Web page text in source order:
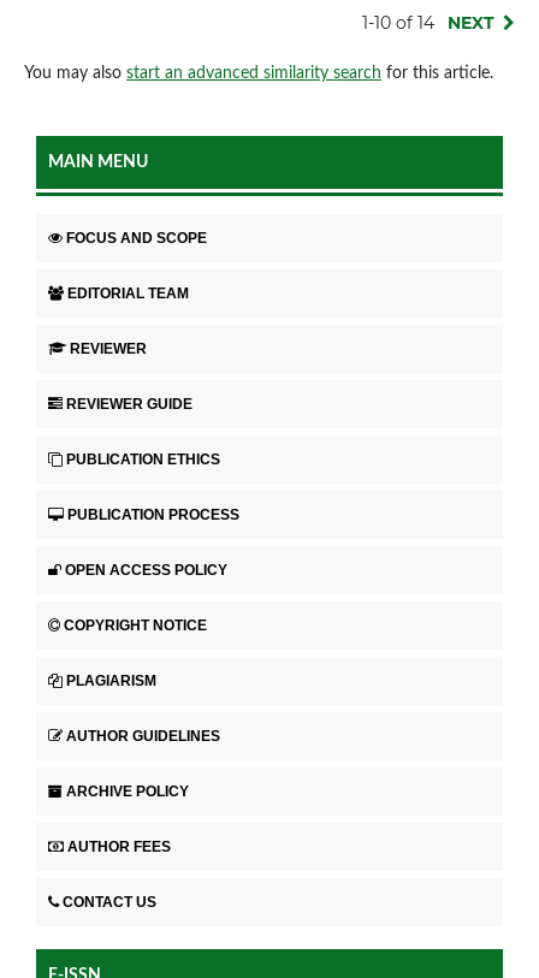
1-10 of 14 NEXT
You may also start an advanced similarity search for this article.
MAIN MENU
FOCUS AND SCOPE
EDITORIAL TEAM
REVIEWER
REVIEWER GUIDE
PUBLICATION ETHICS
PUBLICATION PROCESS
OPEN ACCESS POLICY
COPYRIGHT NOTICE
PLAGIARISM
AUTHOR GUIDELINES
ARCHIVE POLICY
AUTHOR FEES
CONTACT US